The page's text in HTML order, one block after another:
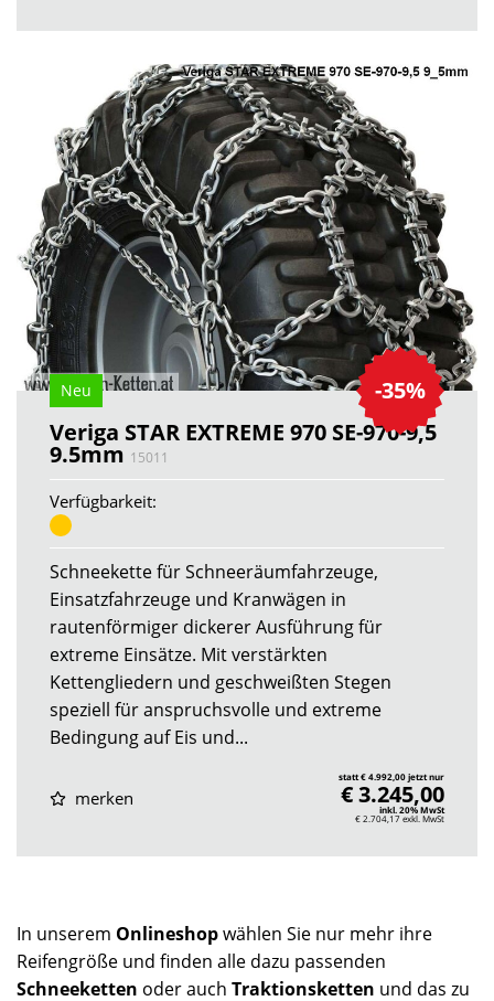
-35%
Neu
Veriga STAR EXTREME 970 SE-970-9,5
9.5mm 15011
Verfügbarkeit:
Schneekette für Schneeräumfahrzeuge,
Einsatzfahrzeuge und Kranwägen in
rautenförmiger dickerer Ausführung für
extreme Einsätze. Mit verstärkten
Kettengliedern und geschweißten Stegen
speziell für anspruchsvolle und extreme
Bedingung auf Eis und...
merken
statt € 4.992,00 jetzt nur
€ 3.245,00
inkl. 20% MwSt
€ 2.704,17exkl. MwSt
In unserem Onlineshopwählen Sie nur mehr ihre
Reifengröße und finden alle dazu passenden
Schneeketten oder auch Traktionsketten und das zu